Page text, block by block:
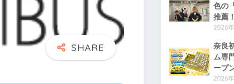
色の
推薦！
2026
奈良
ム専
ープ
2026